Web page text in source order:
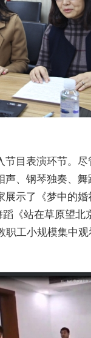
目表演环节。
、钢琴独奏、
示了《梦中的
《站在草原望北
职工小规模集中